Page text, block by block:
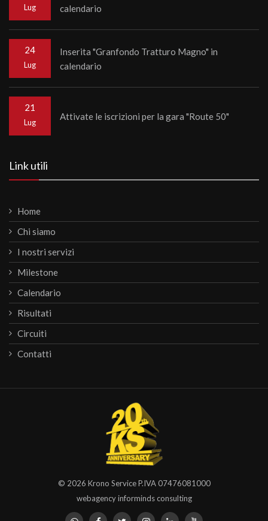
Lug
calendario
24
Lug
Inserita "Granfondo Tratturo Magno" in
calendario
21
Lug
Attivate le iscrizioni per la gara "Route 50"
Link utili
Home
Chi siamo
I nostri servizi
Milestone
Calendario
Risultati
Circuiti
Contatti
© 2026 Krono ServiceP.IVA 07476081000
webagency informinds consulting